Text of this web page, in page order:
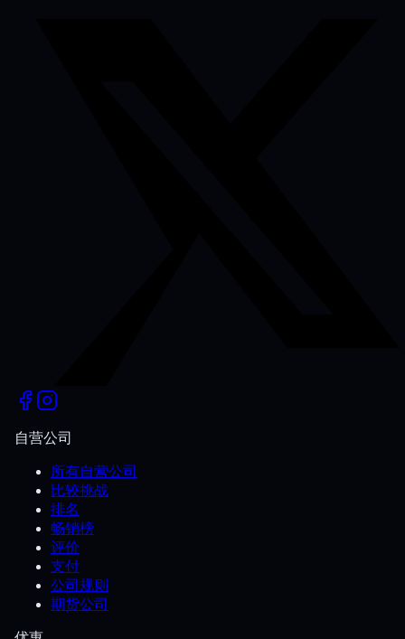
自营公司
所有自营公司
比较挑战
排名
畅销榜
评价
支付
公司规则
期货公司